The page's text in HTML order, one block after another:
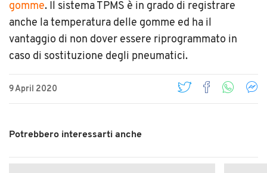
gomme. Il sistema TPMS è in grado di registrare
anche la temperatura delle gomme ed ha il
vantaggio di non dover essere riprogrammato in
caso di sostituzione degli pneumatici.
9 April 2020
Potrebbero interessarti anche